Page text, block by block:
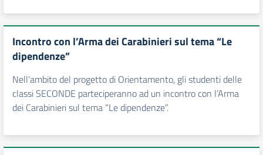
Incontro con l’Arma dei Carabinieri sul tema “Le
dipendenze”
Nell’ambito del progetto di Orientamento, gli studenti delle
classi SECONDE parteciperanno ad un incontro con l’Arma
dei Carabinieri sul tema “Le dipendenze”.